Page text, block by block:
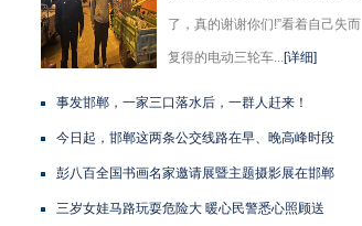
了，真的谢谢你们!”看着自己失而
复得的电动三轮车...[详细]
事发邯郸，一家三口落水后，一群人赶来！
今日起，邯郸这两条公交线路在早、晚高峰时段
彭八百全国书画名家邀请展暨主题摄影展在邯郸
三岁女娃马路玩耍危险大 暖心民警悉心照顾送